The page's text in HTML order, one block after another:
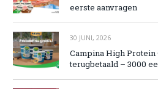
eerste aanvragen
30 JUNI, 2026
Campina High Protein
terugbetaald – 3000